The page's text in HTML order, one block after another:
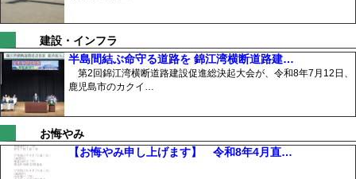
建設・インフラ
半島間結ぶ命守る道路を 錦江湾横断道路建…
第2回錦江湾横断道路建設促進総決起大会が、令和8年7月12日、
鹿児島市のカクイ…
お悔やみ
【お悔やみ申し上げます】 令和8年4月直…